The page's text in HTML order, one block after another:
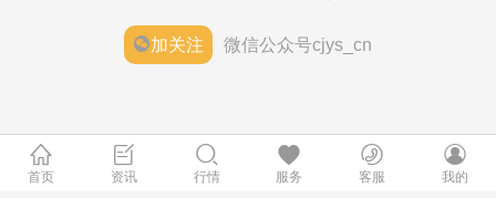
韩国经济日报援引不愿具名的业内人士消息，LG 集团会长具光谟下
在首尔会晤，并宣布在机器人、人工智能基础设施、自动驾驶等领
加关注 微信公众号cjys_cn
首页 资讯 行情 服务 客服 我的